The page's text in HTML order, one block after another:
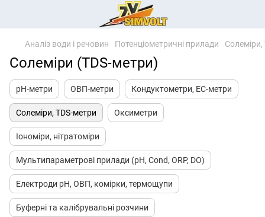
Аналіз води і речовин Потенціометричні прилади Солеміри,
Солеміри (TDS-метри)
pH-метри ОВП-метри Кондуктометри, EC-метри
Солеміри, TDS-метри Оксиметри
Іономіри, нітратоміри
Мультипараметрові прилади (pH, Cond, ORP, DO)
Електроди pH, ОВП, комірки, термощупи
Буферні та калібрувальні розчини